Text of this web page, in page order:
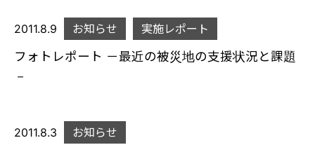
2011.8.9 お知らせ 実施レポート
フォトレポート －最近の被災地の支援状況と課題
－
2011.8.3 お知らせ